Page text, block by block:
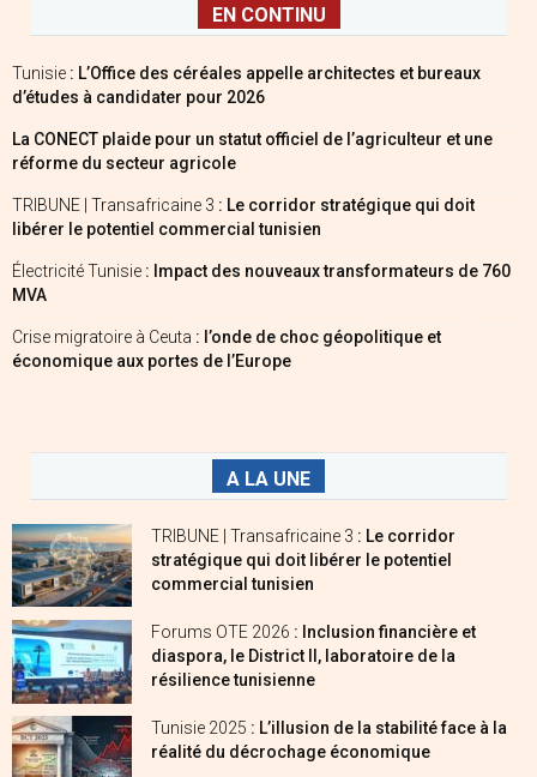
EN CONTINU
Tunisie : L’Office des céréales appelle architectes et bureaux
d’études à candidater pour 2026
La CONECT plaide pour un statut officiel de l’agriculteur et une
réforme du secteur agricole
TRIBUNE | Transafricaine 3 : Le corridor stratégique qui doit
libérer le potentiel commercial tunisien
Électricité Tunisie : Impact des nouveaux transformateurs de 760
MVA
Crise migratoire à Ceuta : l’onde de choc géopolitique et
économique aux portes de l’Europe
A LA UNE
TRIBUNE | Transafricaine 3 : Le corridor
stratégique qui doit libérer le potentiel
commercial tunisien
Forums OTE 2026 : Inclusion financière et
diaspora, le District II, laboratoire de la
résilience tunisienne
Tunisie 2025 : L’illusion de la stabilité face à la
réalité du décrochage économique